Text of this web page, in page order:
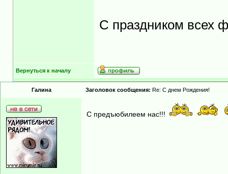
С праздником всех
Вернуться к началу
Гaлинa Заголовок сообщения: Re: С днем Рождения!
С предъюбилеем нас!!!